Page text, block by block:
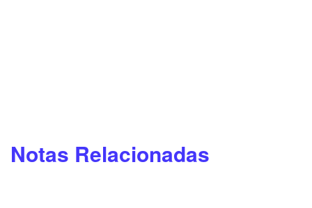
Notas Relacionadas